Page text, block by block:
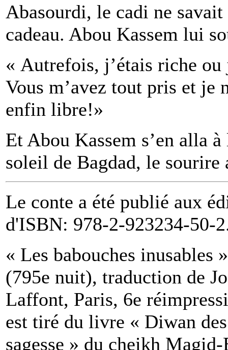
Abasourdi, le cadi ne
cadeau. Abou Kassem lui
« Autrefois, j’étais riche
Vous m’avez tout pris et je
enfin libre!»
Et Abou Kassem s’en alla
soleil de Bagdad, le
Le conte a été publié aux
d'ISBN: 978-2-923234-50-
« Les babouches inusables
(795e nuit), traduction de
Laffont, Paris, 6e
est tiré du livre « Diwan
sagesse » du cheikh